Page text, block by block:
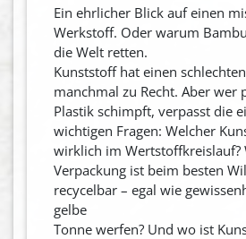
Ein ehrlicher Blick auf einen
Werkstoff. Oder warum
die Welt retten.
Kunststoff hat einen
manchmal zu Recht. Aber wer
Plastik schimpft, verpasst die
wichtigen Fragen: Welcher
wirklich im Wertstoffkreislauf?
Verpackung ist beim besten
recycelbar – egal wie
gelbe
Tonne werfen? Und wo ist